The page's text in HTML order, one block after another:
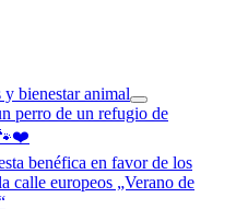
y bienestar animal
perro de un refugio de
benéfica en favor de los
calle europeos „Verano de